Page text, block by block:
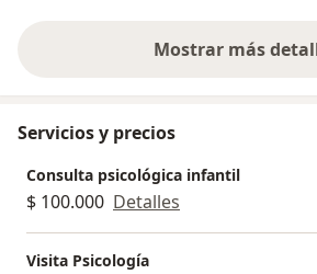
Mostrar mássobre la
Servicios y precios
Consulta psicológica infantil
$ 100.000 Detalles
Visita Psicología